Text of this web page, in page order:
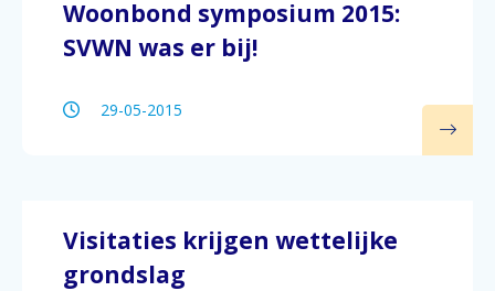
Woonbond symposium 2015:
SVWN was er bij!
29-05-2015
Visitaties krijgen wettelijke
grondslag